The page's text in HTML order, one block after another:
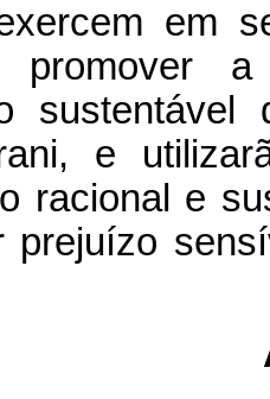
em
promover
e
racional e
prejuízo